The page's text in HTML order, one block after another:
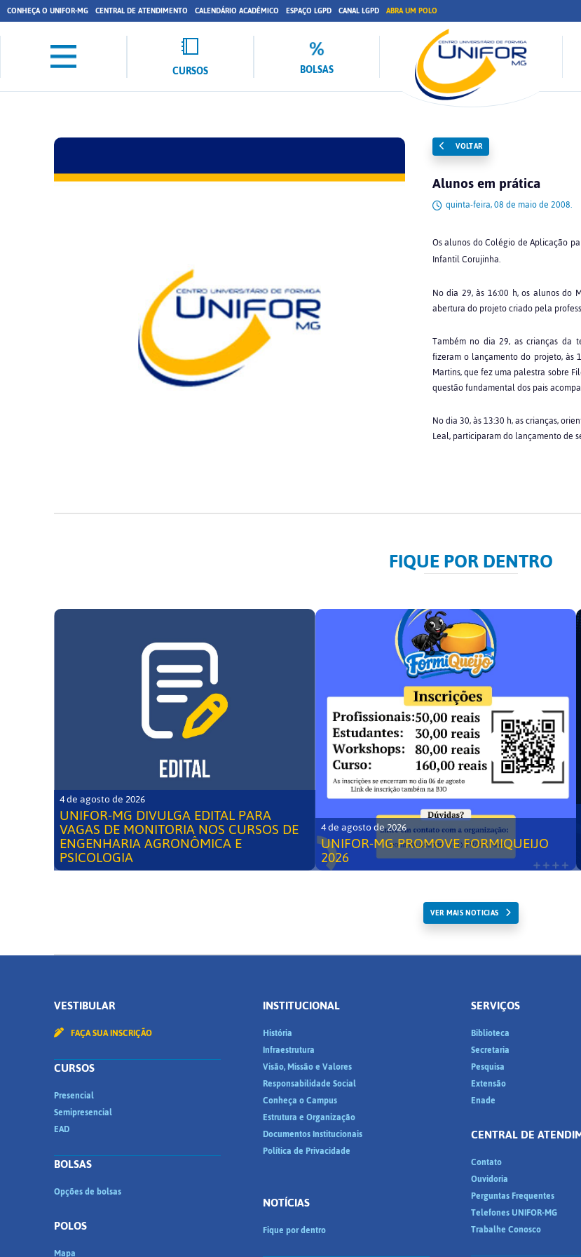
CONHEÇA O UNIFOR-MG CENTRAL DE ATENDIMENTO CALENDÁRIO ACADÊMICO ESPAÇO LGPD CANAL LGPD ABRA UM POLO
CURSOS BOLSAS
VOLTAR
Alunos em prática
quinta-feira, 08 de maio de 2008.
Os alunos do Colégio de Aplicação
Infantil Corujinha.
No dia 29, às 16:00 h, os alunos do
abertura do projeto criado pela
Também no dia 29, as crianças da
fizeram o lançamento do projeto, às
Martins, que fez uma palestra sobre
questão fundamental dos pais
No dia 30, às 13:30 h, as crianças,
Leal, participaram do lançamento de
FIQUE POR DENTRO
4 de agosto de 2026
UNIFOR-MG DIVULGA EDITAL PARA
VAGAS DE MONITORIA NOS CURSOS DE
ENGENHARIA AGRONÔMICA E
PSICOLOGIA
4 de agosto de 2026
UNIFOR-MG PROMOVE FORMIQUEIJO
2026
VER MAIS NOTICIAS
VESTIBULAR
FAÇA SUA INSCRIÇÃO
CURSOS
Presencial
Semipresencial
EAD
BOLSAS
Opções de bolsas
POLOS
Mapa
INSTITUCIONAL
História
Infraestrutura
Visão, Missão e Valores
Responsabilidade Social
Conheça o Campus
Estrutura e Organização
Documentos Institucionais
Política de Privacidade
NOTÍCIAS
Fique por dentro
SERVIÇOS
Biblioteca
Secretaria
Pesquisa
Extensão
Enade
CENTRAL DE
Contato
Ouvidoria
Perguntas Frequentes
Telefones UNIFOR-MG
Trabalhe Conosco